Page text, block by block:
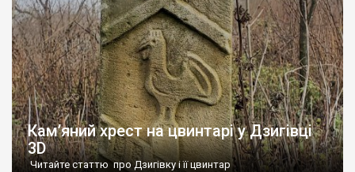
Кам’яний хрест на цвинтарі у Дзигівці
3D
Читайте статтю про Дзигівку і її цвинтар